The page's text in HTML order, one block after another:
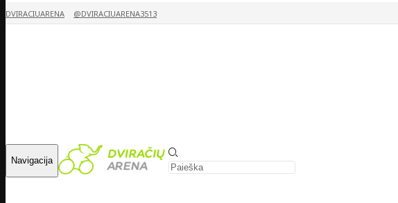
DVIRACIUARENA @DVIRACIUARENA3513
Navigacija